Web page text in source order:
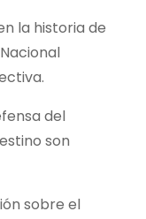
la historia de
del
son
sobre el